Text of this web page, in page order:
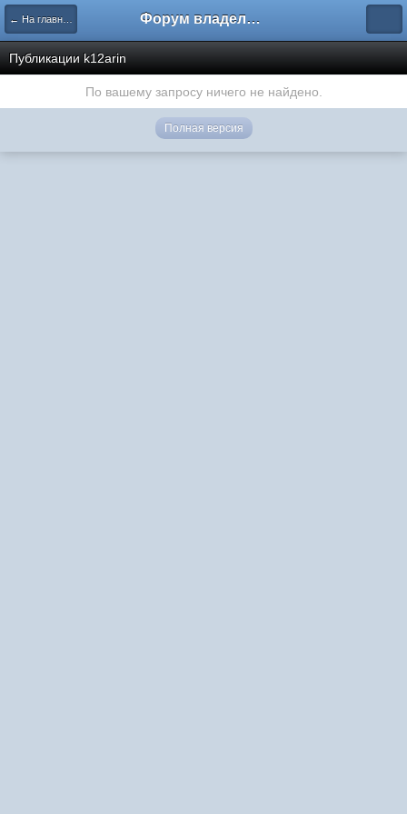
← На главную Форум владельцев интернет-магазинов
Публикации k12arin
По вашему запросу ничего не найдено.
Полная версия